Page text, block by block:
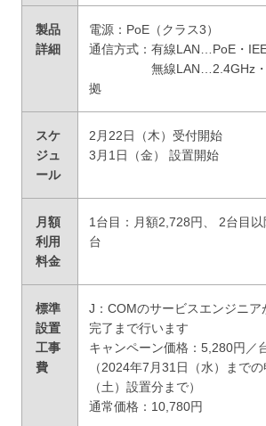
製品
詳細
電源：PoE（クラス3）
通信方式：有線LAN…PoE・
無線LAN…2.4GHz・
拠
スケ
ジュ
ール
2月22日（木）受付開始
3月1日（金） 設置開始
月額
利用
料金
1台目：月額2,728円、 2台目
台
標準
設置
工事
費
J：COMのサービスエンジニア
完了まで行います
キャンペーン価格：5,280円／
（2024年7月31日（水）まで
（土）設置分まで​）
通常価格：10,780円